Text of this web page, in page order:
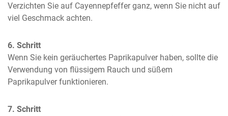
Verzichten Sie auf Cayennepfeffer ganz, wenn Sie nicht auf
viel Geschmack achten.
6. Schritt
Wenn Sie kein geräuchertes Paprikapulver haben, sollte die
Verwendung von flüssigem Rauch und süßem
Paprikapulver funktionieren.
7. Schritt